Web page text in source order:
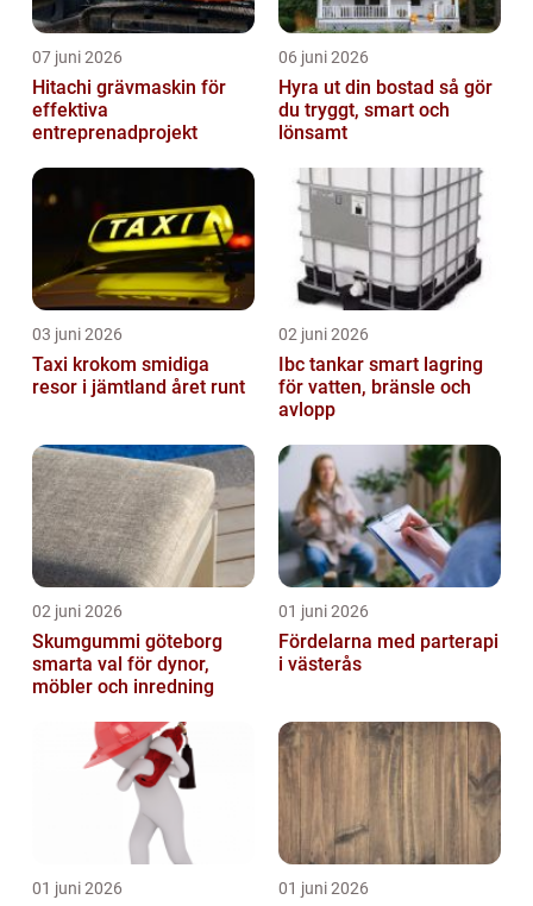
07 juni 2026
Hitachi grävmaskin för
effektiva
entreprenadprojekt
06 juni 2026
Hyra ut din bostad så gör
du tryggt, smart och
lönsamt
03 juni 2026
Taxi krokom smidiga
resor i jämtland året runt
02 juni 2026
Ibc tankar smart lagring
för vatten, bränsle och
avlopp
02 juni 2026
Skumgummi göteborg
smarta val för dynor,
möbler och inredning
01 juni 2026
Fördelarna med parterapi
i västerås
01 juni 2026 01 juni 2026